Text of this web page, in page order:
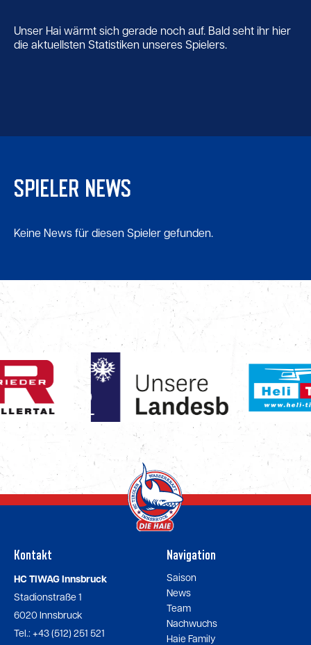
Unser Hai wärmt sich gerade noch auf. Bald seht ihr hier
die aktuellsten Statistiken unseres Spielers.
SPIELER NEWS
Keine News für diesen Spieler gefunden.
Kontakt
HC TIWAG Innsbruck
Stadionstraße 1
6020 Innsbruck
Tel.: +43 (512) 251 521
Navigation
Saison
News
Team
Nachwuchs
Haie Family